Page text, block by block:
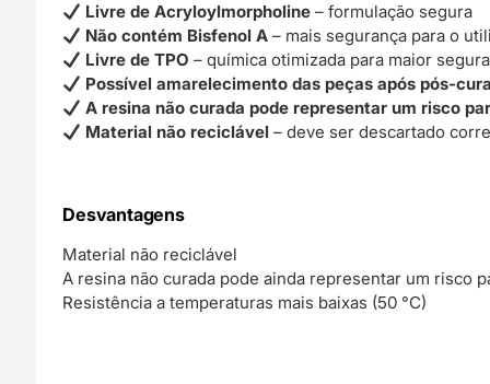
Livre de Acryloylmorpholine – formulação segura
Não contém Bisfenol A – mais segurança para o
Livre de TPO – química otimizada para maior
Possível amarelecimento das peças após pós-
A resina não curada pode representar um risco
Material não reciclável – deve ser descartado
Desvantagens
Material não reciclável
A resina não curada pode ainda representar um risco
Resistência a temperaturas mais baixas (50 °C)